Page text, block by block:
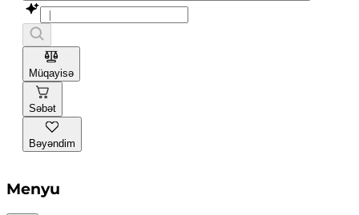
Müqayisə
Səbət
Bəyəndim
Menyu